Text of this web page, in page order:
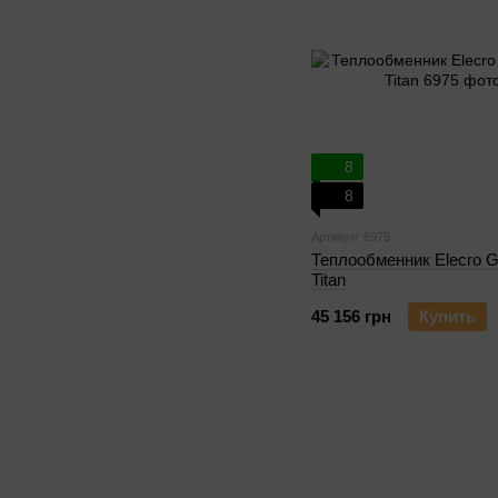
8
8
Артикул: 6975
Теплообменник Elecro
Titan
45 156 грн
Купить